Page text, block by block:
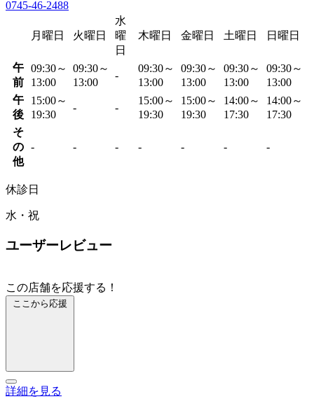
0745-46-2488
月曜日 火曜日
水
曜
日
木曜日 金曜日 土曜日 日曜日
午
前
09:30～
13:00
09:30～
13:00
-
09:30～
13:00
09:30～
13:00
09:30～
13:00
09:30～
13:00
午
後
15:00～
19:30
- -
15:00～
19:30
15:00～
19:30
14:00～
17:30
14:00～
17:30
そ
の
他
- - - - - - -
休診日
水・祝
ユーザーレビュー
この店舗を応援する！
ここから応援
詳細を見る